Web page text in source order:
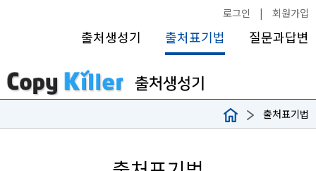
로그인 | 회원가입
출처생성기 출처표기법 질문과답변
출처표기법